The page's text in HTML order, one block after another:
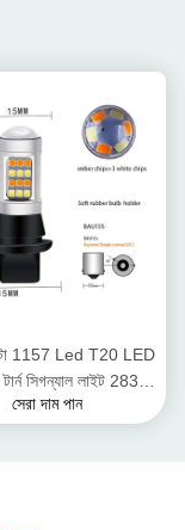
1157 Led T20 LED
সিগন্যাল লাইট 2835
হোয়াইট ফ্ল্যাশিং লাইট
সেরা দাম পান